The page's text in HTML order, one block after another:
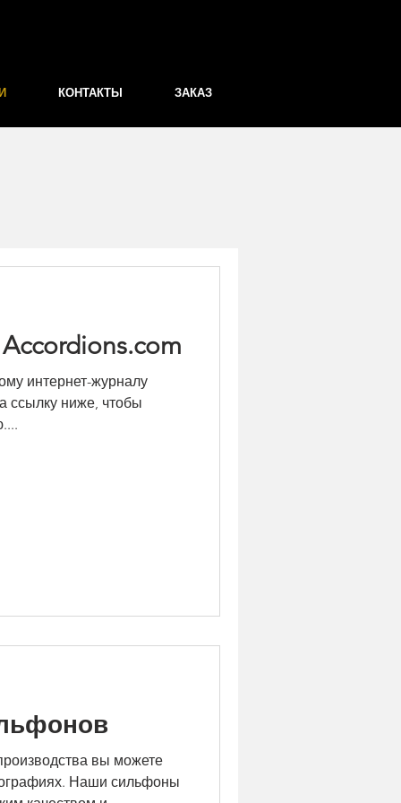
КОНТАКТЫ ЗАКАЗ
интернет-журналу
ссылку ниже, чтобы
вы можете
Наши сильфоны